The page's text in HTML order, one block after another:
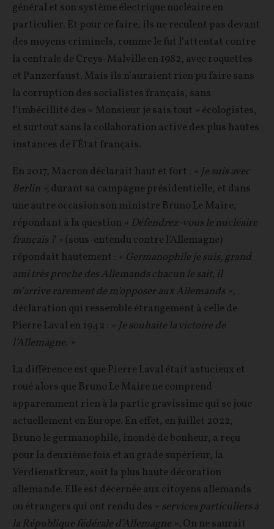
général et son système électrique nucléaire en
particulier. Et pour ce faire, ils ne reculent pas devant
des moyens criminels, comme le fut l’attentat contre
la centrale de Creys-Malville en 1982, avec roquettes
et Panzerfaust. Mais ils n’auraient rien pu faire sans
la corruption des socialistes français, sans
l’imbécillité des « Monsieur je sais tout » écologistes,
et surtout sans la collaboration active des plus hautes
instances de l’État français.
En 2017, Macron déclarait haut et fort : « Je suis avec
Berlin », durant sa campagne présidentielle, et dans
une autre occasion son ministre Bruno Le Maire,
répondant à la question « Défendrez-vous le nucléaire
français ? »(sous-entendu contre l’Allemagne)
répondait hautement : « Germanophile je suis, grand
ami très proche des Allemands chacun le sait, il
m’arrive rarement de m’opposer aux Allemands »,
déclaration qui ressemble étrangement à celle de
Pierre Laval en 1942 : « Je souhaite la victoire de
l’Allemagne. »
La différence est que Pierre Laval était astucieux et
roué alors que Bruno Le Maire ne comprend
apparemment rien à la partie gravissime qui se joue
actuellement en Europe. En effet, en juillet 2022,
Bruno le germanophile, inondé de bonheur, a reçu
pour la deuxième fois et au grade supérieur, la
Verdienstkreuz, soit la plus haute décoration
allemande. Elle est décernée aux citoyens allemands
ou étrangers qui ont rendu des « services particuliers à
la République fédérale d’Allemagne ». On ne saurait